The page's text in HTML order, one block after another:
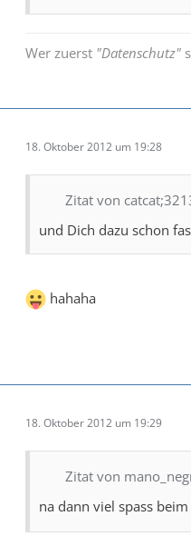
Wer zuerst "Datenschutz"
18. Oktober 2012 um 19:28
Zitat von
und Dich dazu schon
hahaha
18. Oktober 2012 um 19:29
Zitat von
na dann viel spass